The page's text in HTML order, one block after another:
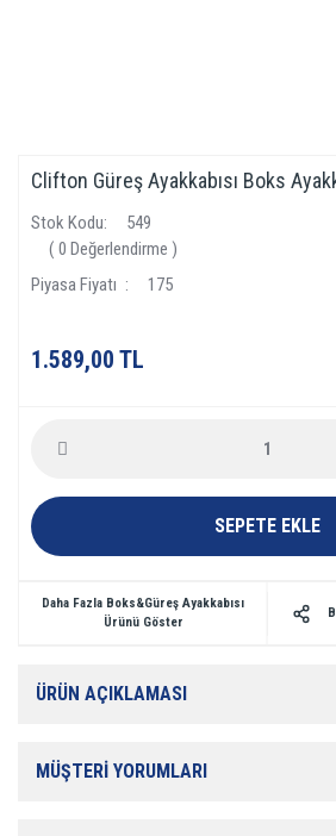
Clifton Güreş Ayakkabısı Boks
Stok Kodu
549
( 0 Değerlendirme )
Piyasa Fiyatı
175
1.589,00 TL
SEPETE EKLE
Daha Fazla Boks&Güreş Ayakkabısı
Ürünü Göster
ÜRÜN AÇIKLAMASI
MÜŞTERİ YORUMLARI